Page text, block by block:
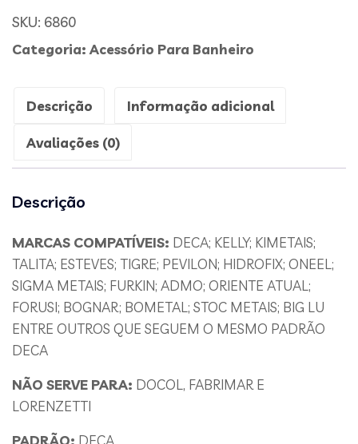
SKU: 6860
Categoria: Acessório Para Banheiro
Descrição Informação adicional
Avaliações (0)
Descrição
MARCAS COMPATÍVEIS: DECA; KELLY; KIMETAIS;
TALITA; ESTEVES; TIGRE; PEVILON; HIDROFIX; ONEEL;
SIGMA METAIS; FURKIN; ADMO; ORIENTE ATUAL;
FORUSI; BOGNAR; BOMETAL; STOC METAIS; BIG LU
ENTRE OUTROS QUE SEGUEM O MESMO PADRÃO
DECA
NÃO SERVE PARA: DOCOL, FABRIMAR E
LORENZETTI
PADRÃO: DECA